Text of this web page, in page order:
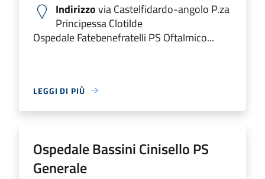
Indirizzovia Castelfidardo-angolo P.za
Principessa Clotilde
Ospedale Fatebenefratelli PS Oftalmico...
LEGGI DI PIÙ
Ospedale Bassini Cinisello PS
Generale